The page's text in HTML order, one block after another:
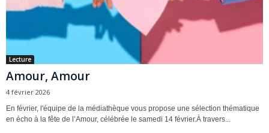
Lecture
Amour, Amour
4 février 2026
En février, l'équipe de la médiathèque vous propose une sélection thématique
en écho à la fête de l’Amour, célébrée le samedi 14 février.À travers...